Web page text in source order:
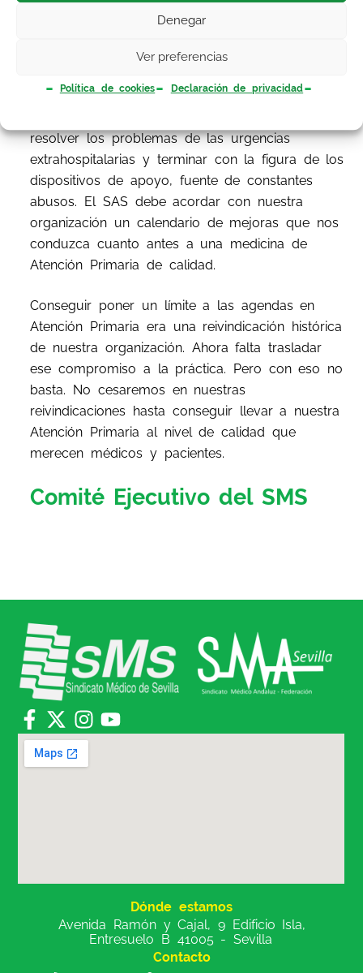
Denegar
Ver preferencias
Política de cookies Declaración de privacidad
nos enfrentamos en Atención Primaria. Otros
inmediata. Es imprescindible, por citar solo
equiparar retributivamente a los médicos de
resolver los problemas de las urgencias
extrahospitalarias y terminar con la figura de los
dispositivos de apoyo, fuente de constantes
abusos. El SAS debe acordar con nuestra
organización un calendario de mejoras que nos
conduzca cuanto antes a una medicina de
Atención Primaria de calidad.
Conseguir poner un límite a las agendas en
Atención Primaria era una reivindicación histórica
de nuestra organización. Ahora falta trasladar
ese compromiso a la práctica. Pero con eso no
basta. No cesaremos en nuestras
reivindicaciones hasta conseguir llevar a nuestra
Atención Primaria al nivel de calidad que
merecen médicos y pacientes.
Comité Ejecutivo del SMS
Dónde estamos
Avenida Ramón y Cajal, 9 Edificio Isla,
Entresuelo B 41005 - Sevilla
Contacto